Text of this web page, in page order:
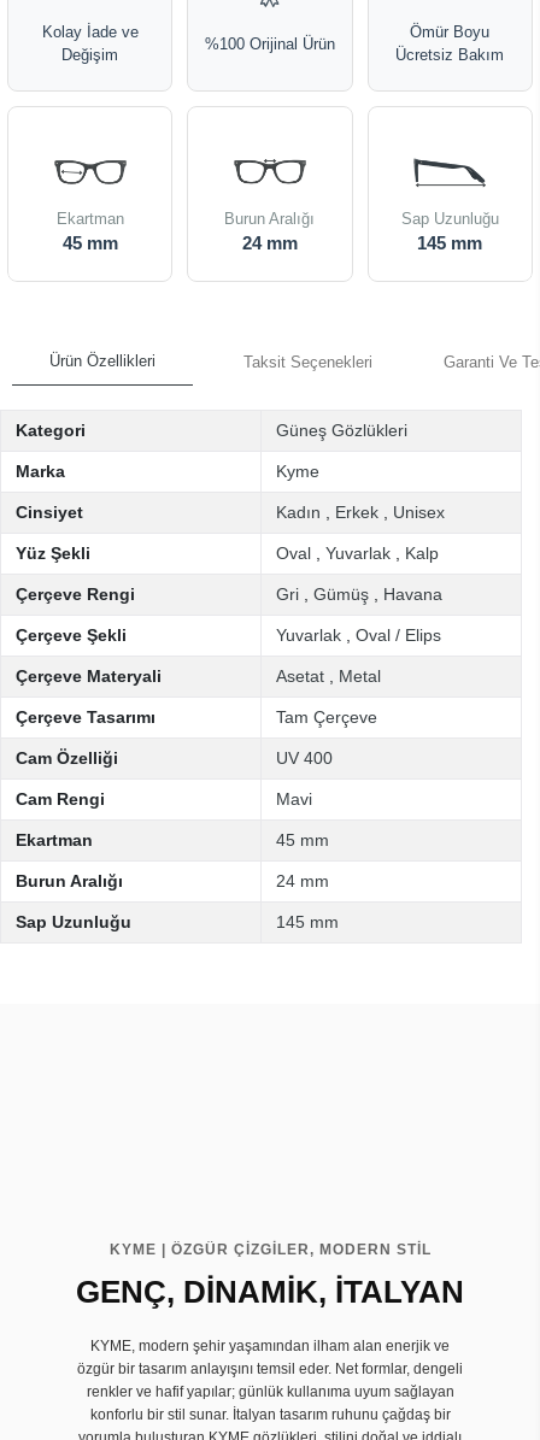
Kolay İade ve
Değişim
%100 Orijinal Ürün
Ömür Boyu
Ücretsiz Bakım
Ekartman
45 mm
Burun Aralığı
24 mm
Sap Uzunluğu
145 mm
Ürün Özellikleri Taksit Seçenekleri Garanti Ve
Kategori Güneş Gözlükleri
Marka Kyme
Cinsiyet Kadın Erkek Unisex
Yüz Şekli Oval Yuvarlak Kalp
Çerçeve Rengi Gri Gümüş Havana
Çerçeve Şekli Yuvarlak Oval / Elips
Çerçeve Materyali Asetat Metal
Çerçeve Tasarımı Tam Çerçeve
Cam Özelliği UV 400
Cam Rengi Mavi
Ekartman 45 mm
Burun Aralığı 24 mm
Sap Uzunluğu 145 mm
KYME | ÖZGÜR ÇİZGİLER, MODERN STİL
GENÇ, DİNAMİK, İTALYAN
KYME, modern şehir yaşamından ilham alan enerjik ve
özgür bir tasarım anlayışını temsil eder. Net formlar, dengeli
renkler ve hafif yapılar; günlük kullanıma uyum sağlayan
konforlu bir stil sunar. İtalyan tasarım ruhunu çağdaş bir